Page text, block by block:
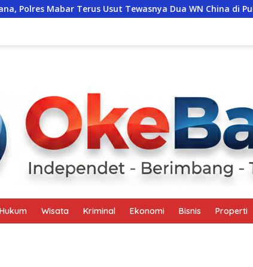
Terus Usut Tewasnya Dua WN China di Pulau Kelor
Hukum Wisata Kriminal Ekonomi Bisnis Properti